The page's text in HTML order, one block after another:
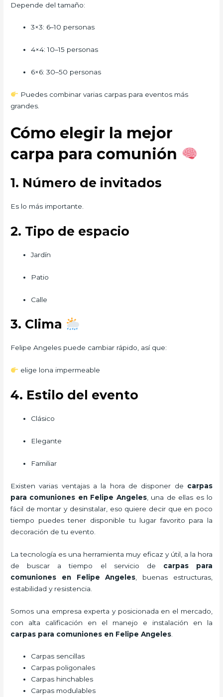
Depende del tamaño:
3×3: 6–10 personas
4×4: 10–15 personas
6×6: 30–50 personas
Puedes combinar varias carpas para eventos más
grandes.
Cómo elegir la mejor
carpa para comunión
1. Número de invitados
Es lo más importante.
2. Tipo de espacio
Jardín
Patio
Calle
3. Clima
Felipe Angeles puede cambiar rápido, así que:
elige lona impermeable
4. Estilo del evento
Clásico
Elegante
Familiar
Existen varias ventajas a la hora de disponer de carpas
para comuniones en Felipe Angeles, una de ellas es lo
fácil de montar y desinstalar, eso quiere decir que en poco
tiempo puedes tener disponible tu lugar favorito para la
decoración de tu evento.
La tecnología es una herramienta muy eficaz y útil, a la hora
de buscar a tiempo el servicio de carpas para
comuniones en Felipe Angeles , buenas estructuras,
estabilidad y resistencia.
Somos una empresa experta y posicionada en el mercado,
con alta calificación en el manejo e instalación en la
carpas para comuniones en Felipe Angeles
Carpas sencillas
Carpas poligonales
Carpas hinchables
Carpas modulables